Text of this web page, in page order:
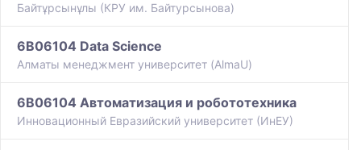
Байтұрсынұлы (КРУ им. Байтурсынова)
6B06104 Data Science
Алматы менеджмент университет (AlmaU)
6B06104 Автоматизация и робототехника
Инновационный Евразийский университет (ИнЕУ)